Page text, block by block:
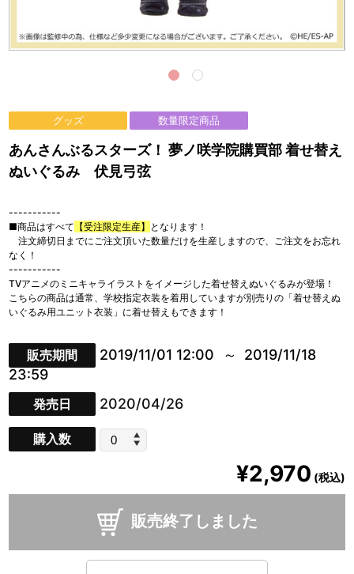
グッズ 数量限定商品
あんさんぶるスターズ！ 夢ノ咲学院購買部 着せ替え
ぬいぐるみ 伏見弓弦
-----------
■商品はすべて 【受注限定生産】
となります！
注文締切日までにご注文頂いた数量だけを生産しますので、ご注文をお忘れ
なく！
-----------
TVアニメのミニキャライラストをイメージした着せ替えぬいぐるみが登場！
こちらの商品は通常、学校指定衣装を着用していますが別売りの「着せ替えぬ
いぐるみ用ユニット衣装」に着せ替えもできます！
販売期間 2019/11/01 12:00
2019/11/18
23:59
発売日 2020/04/26
購入数
¥2,970 (税込)
販売終了しました